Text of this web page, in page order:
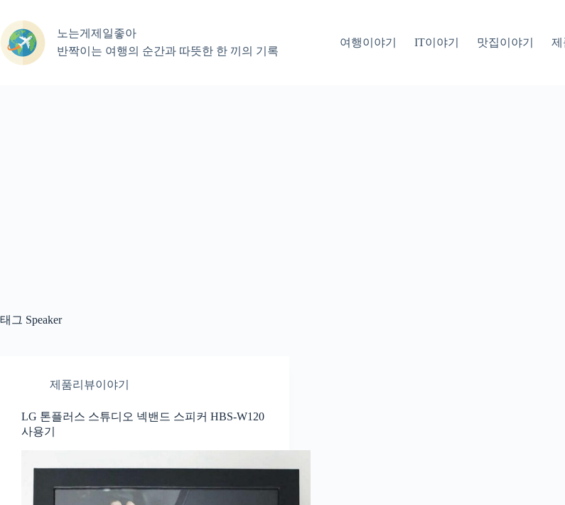
으
로
노는게제일좋아
반짝이는 여행의 순간과 따뜻한 한 끼의 기록
여행이야기 IT이야기 맛집이야기 제
태그 Speaker
제품리뷰이야기
LG 톤플러스 스튜디오 넥밴드 스피커 HBS-W120
사용기